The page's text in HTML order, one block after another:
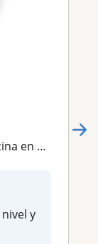
de 13 años
y